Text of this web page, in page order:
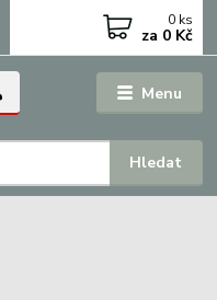
Menu
Hledat
0 ks
za 0 Kč